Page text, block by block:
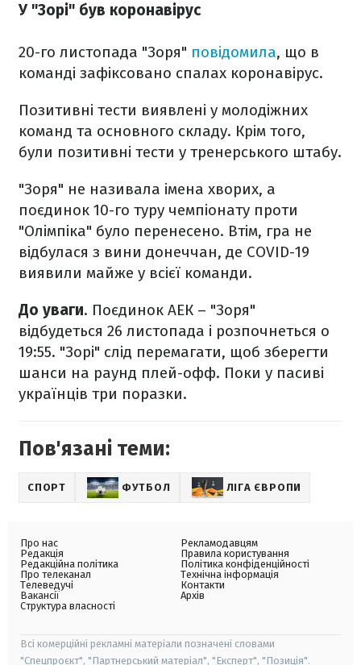
У "Зорі" був коронавірус
20-го листопада "Зоря" повідомила, що в
команді зафіксовано спалах коронавірус.
Позитивні тести виявлені у молодіжних
команд та основного складу. Крім того,
були позитивні тести у тренерського штабу.
"Зоря" не називала імена хворих, а
поєдинок 10-го туру чемпіонату проти
"Олімпіка" було перенесено. Втім, гра не
відбулася з вини донеччан, де COVID-19
виявили майже у всієї команди.
До уваги. Поєдинок АЕК – "Зоря"
відбудеться 26 листопада і розпочнеться о
19:55. "Зорі" слід перемагати, щоб зберегти
шанси на раунд плей-офф. Поки у пасиві
українців три поразки.
Пов'язані теми:
СПОРТ ФУТБОЛ ЛІГА ЄВРОПИ
Про нас
Редакція
Редакційна політика
Про телеканал
Телеведучі
Вакансії
Структура власності
Рекламодавцям
Правила користування
Політика конфіденційності
Технічна інформація
Контакти
Архів
Всі комерційні рекламні матеріали позначені словами
"Спецпроєкт", "Партнерський матеріал", "Експерт", "Позиція".